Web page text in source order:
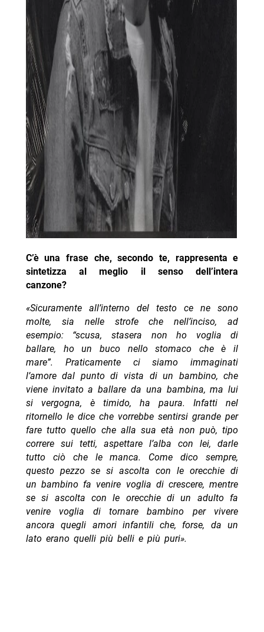
C’è una frase che, secondo te, rappresenta e
sintetizza al meglio il senso dell’intera
canzone?
«Sicuramente all’interno del testo ce ne sono
molte, sia nelle strofe che nell’inciso, ad
esempio: “scusa, stasera non ho voglia di
ballare, ho un buco nello stomaco che è il
mare”. Praticamente ci siamo immaginati
l’amore dal punto di vista di un bambino, che
viene invitato a ballare da una bambina, ma lui
si vergogna, è timido, ha paura. Infatti nel
ritornello le dice che vorrebbe sentirsi grande per
fare tutto quello che alla sua età non può, tipo
correre sui tetti, aspettare l’alba con lei, darle
tutto ciò che le manca. Come dico sempre,
questo pezzo se si ascolta con le orecchie di
un bambino fa venire voglia di crescere, mentre
se si ascolta con le orecchie di un adulto fa
venire voglia di tornare bambino per vivere
ancora quegli amori infantili che, forse, da un
lato erano quelli più belli e più puri».